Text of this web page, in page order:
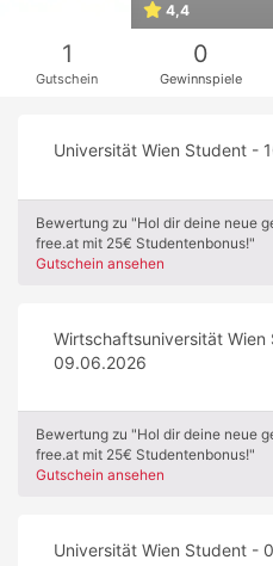
4,4
1
Gutschein
0
Gewinnspiele
Universität Wien Student -
Bewertung zu "Hol dir deine neue
free.at mit 25€ Studentenbonus!"
Gutschein ansehen
Wirtschaftsuniversität Wien
09.06.2026
Bewertung zu "Hol dir deine neue
free.at mit 25€ Studentenbonus!"
Gutschein ansehen
Universität Wien Student -